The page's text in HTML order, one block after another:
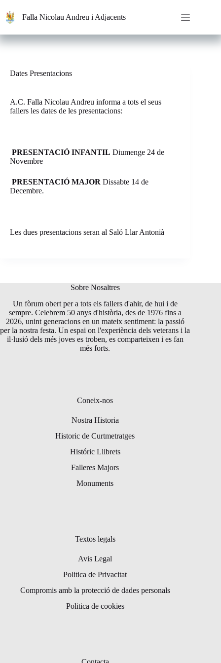
contenido
Falla Nicolau Andreu i Adjacents
Dates Presentacions
A.C. Falla Nicolau Andreu informa a tots el seus
fallers les dates de les presentacions:
PRESENTACIÓ INFANTIL Diumenge 24 de
Novembre
PRESENTACIÓ MAJOR Dissabte 14 de
Decembre.
Les dues presentacions seran al Saló Llar Antonià
Sobre Nosaltres
Un fòrum obert per a tots els fallers d'ahir, de hui i de
sempre. Celebrem 50 anys d'història, des de 1976 fins a
2026, unint generacions en un mateix sentiment: la passió
per la nostra festa. Un espai on l'experiència dels veterans i la
il·lusió dels més joves es troben, es comparteixen i es fan
més forts.
Coneix-nos
Nostra Historia
Historic de Curtmetratges
Históric Llibrets
Falleres Majors
Monuments
Textos legals
Avis Legal
Politica de Privacitat
Compromis amb la protecció de dades personals
Politica de cookies